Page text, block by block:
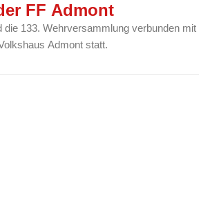
FF Admont
die 133. Wehrversammlung verbunden mit
Admont statt.